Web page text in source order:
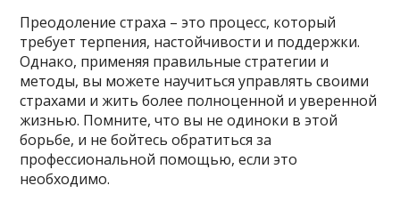
Преодоление страха – это процесс, который
требует терпения, настойчивости и поддержки.
Однако, применяя правильные стратегии и
методы, вы можете научиться управлять своими
страхами и жить более полноценной и уверенной
жизнью. Помните, что вы не одиноки в этой
борьбе, и не бойтесь обратиться за
профессиональной помощью, если это
необходимо.